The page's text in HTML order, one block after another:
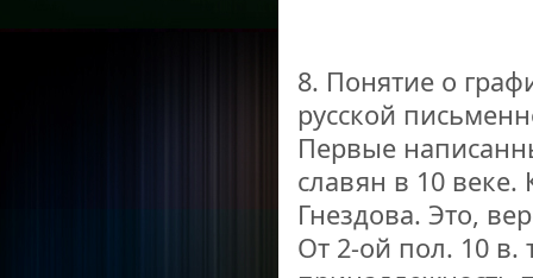
8. Понятие о
русской
Первые
славян в 10 веке.
Гнездова. Это,
От 2-ой пол. 10 в.